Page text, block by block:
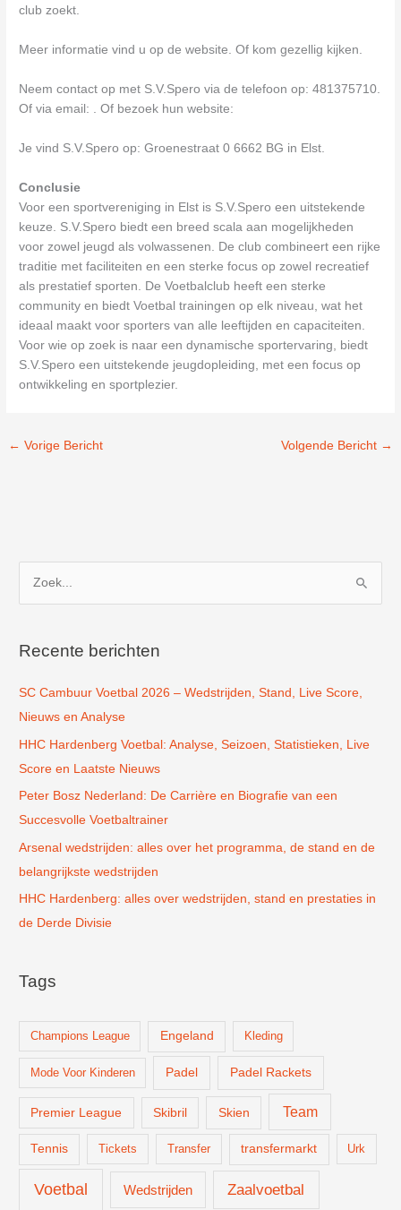
club zoekt.
Meer informatie vind u op de website. Of kom gezellig kijken.
Neem contact op met S.V.Spero via de telefoon op: 481375710.
Of via email:
. Of bezoek hun website:
Je vind S.V.Spero op: Groenestraat 0 6662 BG in Elst.
Conclusie
Voor een sportvereniging in Elst is S.V.Spero een uitstekende
keuze. S.V.Spero biedt een breed scala aan mogelijkheden
voor zowel jeugd als volwassenen. De club combineert een rijke
traditie met faciliteiten en een sterke focus op zowel recreatief
als prestatief sporten. De Voetbalclub heeft een sterke
community en biedt Voetbal trainingen op elk niveau, wat het
ideaal maakt voor sporters van alle leeftijden en capaciteiten.
Voor wie op zoek is naar een dynamische sportervaring, biedt
S.V.Spero een uitstekende jeugdopleiding, met een focus op
ontwikkeling en sportplezier.
← Vorige Bericht Volgende Bericht →
k
a
a
r
:
Recente berichten
SC Cambuur Voetbal 2026 – Wedstrijden, Stand, Live Score,
Nieuws en Analyse
HHC Hardenberg Voetbal: Analyse, Seizoen, Statistieken, Live
Score en Laatste Nieuws
Peter Bosz Nederland: De Carrière en Biografie van een
Succesvolle Voetbaltrainer
Arsenal wedstrijden: alles over het programma, de stand en de
belangrijkste wedstrijden
HHC Hardenberg: alles over wedstrijden, stand en prestaties in
de Derde Divisie
Tags
Champions League Engeland Kleding
Mode Voor Kinderen Padel Padel Rackets
Premier League Skibril Skien Team
Tennis Tickets Transfer transfermarkt Urk
Voetbal Wedstrijden Zaalvoetbal